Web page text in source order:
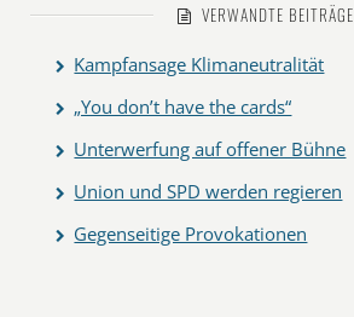
VERWANDTE BEITRÄGE
Kampfansage Klimaneutralität
„You don’t have the cards“
Unterwerfung auf offener Bühne
Union und SPD werden regieren
Gegenseitige Provokationen